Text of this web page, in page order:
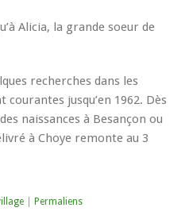
Alicia, la grande soeur de
recherches dans les
jusqu’en 1962. Dès
naissances à Besançon ou
à Choye remonte au 3
Permaliens